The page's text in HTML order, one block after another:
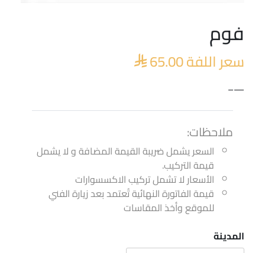
فوم
سعر اللفة 65.00
—–
ملاحظات:
السعر يشمل ضريبة القيمة المضافة و لا يشمل
قيمة التركيب.
الأسعار لا تشمل تركيب الاكسسوارات
قيمة الفاتورة النهائية تُعتمد بعد زيارة الفني
للموقع وأخذ المقاسات
المدينة